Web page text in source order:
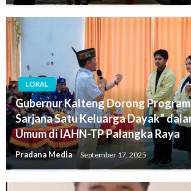
LOKAL
Gubernur Kalteng Dorong Program
Sarjana Satu Keluarga Dayak”
Umum di IAHN-TP Palangka Raya
Pradana Media September 17, 2025